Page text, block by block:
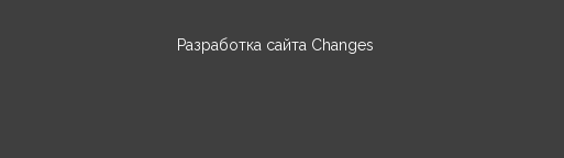
Разработка сайта Changes